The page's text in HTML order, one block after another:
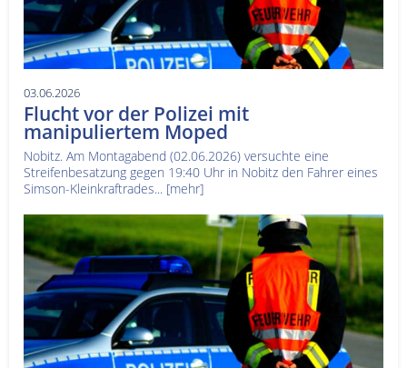
03.06.2026
Flucht vor der Polizei mit
manipuliertem Moped
Nobitz. Am Montagabend (02.06.2026) versuchte eine
Streifenbesatzung gegen 19:40 Uhr in Nobitz den Fahrer eines
Simson-Kleinkraftrades... [mehr]